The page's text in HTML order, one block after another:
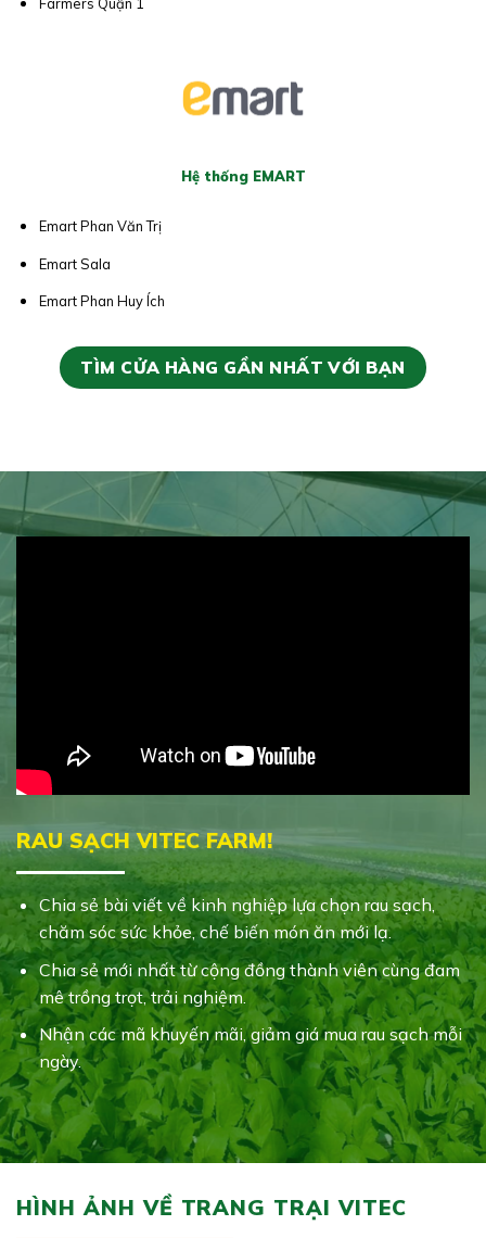
Hệ thống EMART
Emart Phan Văn Trị
Emart Sala
Emart Phan Huy Ích
TÌM CỬA HÀNG GẦN NHẤT VỚI BẠN
RAU SẠCH VITEC FARM!
Chia sẻ bài viết về kinh nghiệp lựa chọn rau sạch,
chăm sóc sức khỏe, chế biến món ăn mới lạ.
Chia sẻ mới nhất từ cộng đồng thành viên cùng đam
mê trồng trọt, trải nghiệm.
Nhận các mã khuyến mãi, giảm giá mua rau sạch mỗi
ngày.
HÌNH ẢNH VỀ TRANG TRẠI VITEC